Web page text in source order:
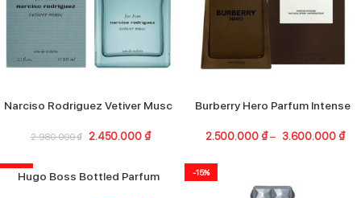
Narciso Rodriguez Vetiver Musc
2.980.000₫ 2.450.000 ₫
Burberry Hero Parfum Intense
2.500.000 ₫ – 3.600.000 ₫
-28%Hugo Boss Bottled Parfum -15%